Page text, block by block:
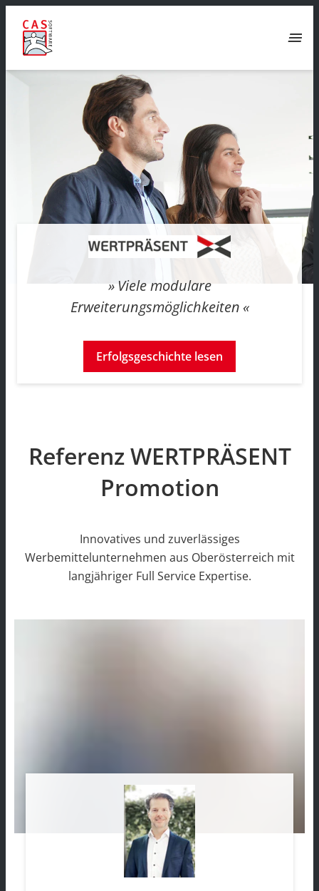
menu
Viele modulare
Erweiterungsmöglichkeiten
Erfolgsgeschichte lesen
Referenz WERTPRÄSENT
Promotion
Innovatives und zuverlässiges
Werbemittelunternehmen aus Oberösterreich mit
langjähriger Full Service Expertise.